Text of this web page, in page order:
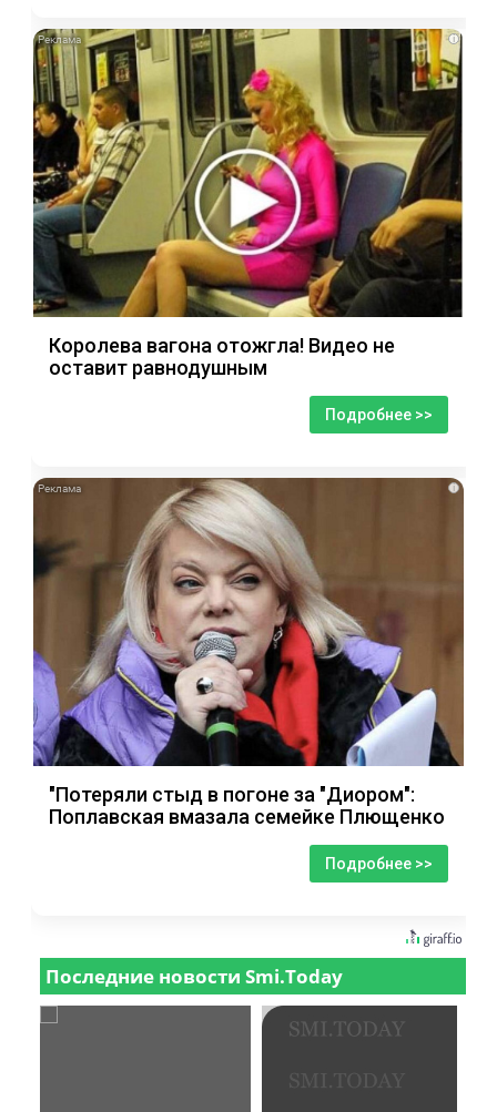
i
Королева вагона отожгла! Видео не
оставит равнодушным
Подробнее >>
i
"Потеряли стыд в погоне за "Диором":
Поплавская вмазала семейке Плющенко
Подробнее >>